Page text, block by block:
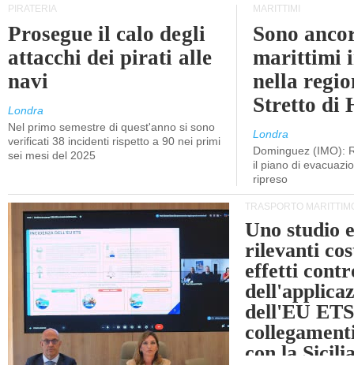
PIRATERIA
Prosegue il calo degli
attacchi dei pirati alle
navi
Londra
Nel primo semestre di quest'anno si sono
verificati 38 incidenti rispetto a 90 nei primi
sei mesi del 2025
MARITTIMI
Sono
marittimi
nella
Stretto di
Londra
Dominguez (IMO):
il piano di
ripreso
TRASPORTO
Uno studio
rilevanti
effetti
dell'EU
con la